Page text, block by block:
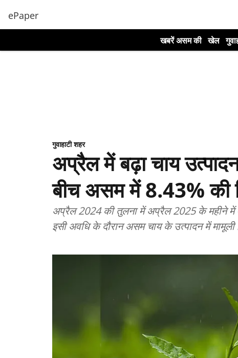
ePaper
खबरें असम की खेल
गुवाहाटी शहर
अप्रैल में बढ़ा चाय
बीच असम में 8.43% की
अप्रैल 2024 की तुलना में अप्रैल 2025 के महीने में
इसी अवधि के दौरान असम चाय के उत्पादन में